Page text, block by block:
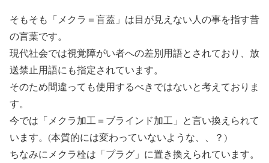
そもそも「メクラ＝盲蓋」は目が見えない人の事を指す昔
の言葉です。
現代社会では視覚障がい者への差別用語とされており、放
送禁止用語にも指定されています。
そのため間違っても使用するべきではないと考えておりま
す。
今では「メクラ加工＝ブラインド加工」と言い換えられて
います。(本質的には変わっていないような、、？)
ちなみにメクラ栓は「プラグ」に置き換えられています。